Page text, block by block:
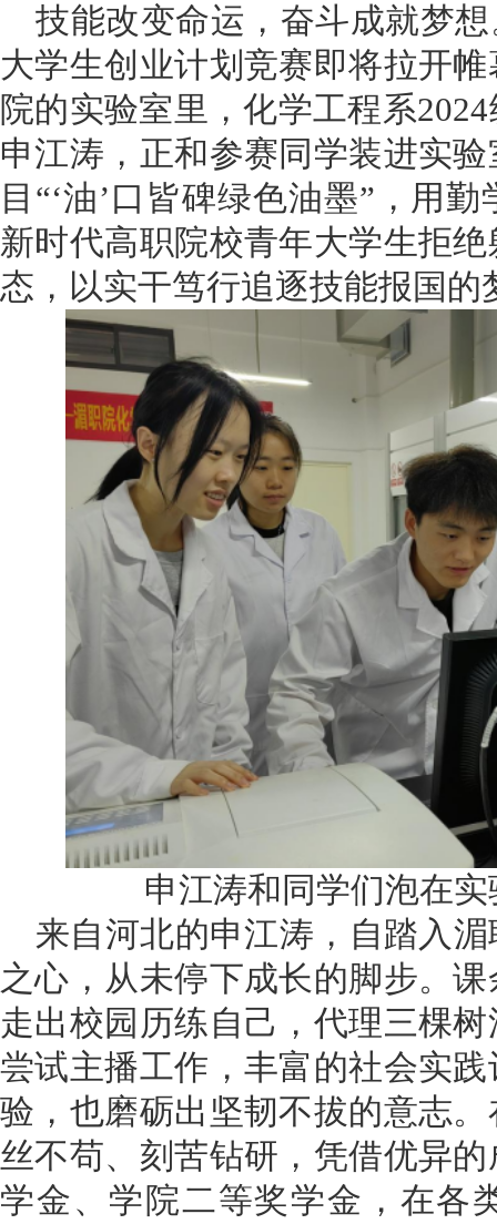
技能改变命运，奋斗成就梦
大学生创业计划竞赛即将拉开
院的实验室里，化学工程系
申江涛，正和参赛同学装进实
目“‘油’口皆碑绿色油墨”，用
新时代高职院校青年大学生拒
态，以实干笃行追逐技能报国的
申江涛和同学们泡在
来自河北的申江涛，自踏入
之心，从未停下成长的脚步。
走出校园历练自己，代理三棵
尝试主播工作，丰富的社会实
验，也磨砺出坚韧不拔的意志
丝不苟、刻苦钻研，凭借优异
学金、学院二等奖学金，在各